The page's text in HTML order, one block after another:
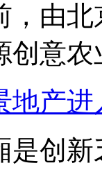
，由
创意农
地产
是创